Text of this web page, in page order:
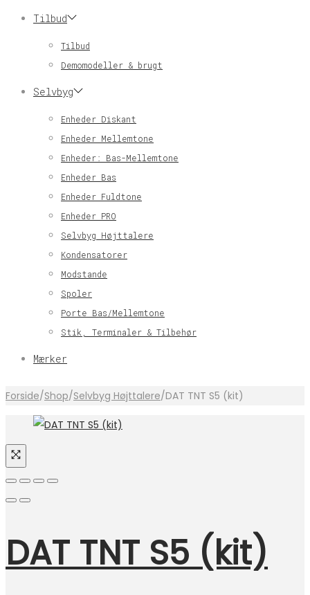
Tilbud
Tilbud
Demomodeller & brugt
Selvbyg
Enheder Diskant
Enheder Mellemtone
Enheder: Bas-Mellemtone
Enheder Bas
Enheder Fuldtone
Enheder PRO
Selvbyg Højttalere
Kondensatorer
Modstande
Spoler
Porte Bas/Mellemtone
Stik, Terminaler & Tilbehør
Mærker
Forside/Shop/Selvbyg Højttalere/DAT TNT S5 (kit)
DAT TNT S5 (kit)